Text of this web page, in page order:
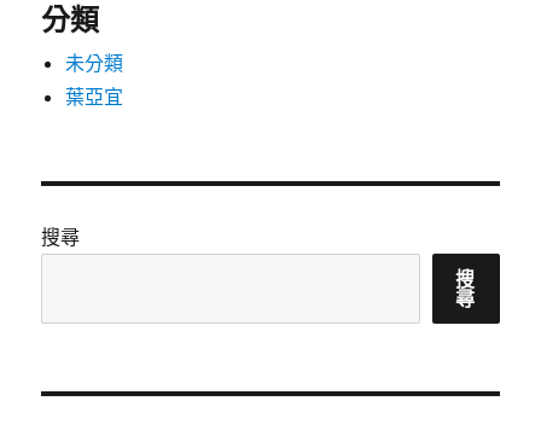
分類
未分類
葉亞宜
搜尋
搜
尋